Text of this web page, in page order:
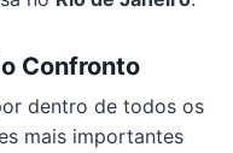
Confronto
dentro de todos os
mais importantes